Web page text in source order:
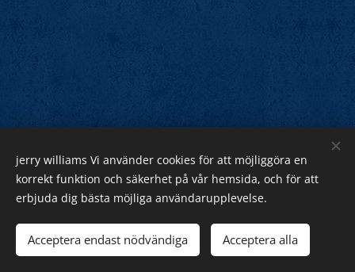
Jerry Williams
Sveriges Rock Kung.
Webnode Cookies
jerry williams Vi använder cookies för att möjliggöra en
korrekt funktion och säkerhet på vår hemsida, och för att
erbjuda dig bästa möjliga användarupplevelse.
Acceptera endast nödvändiga Acceptera alla